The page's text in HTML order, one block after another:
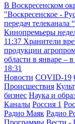
В Воскресенском
"Воскресенское -
передач
Кинопремьеры
11:37 Хранители
продукции
области в январе –
18:31
Новости COVID-19
Происшествия
бизнес Наука и
Каналы Россия 1
Радио Маяк Радио
Программы Вести -